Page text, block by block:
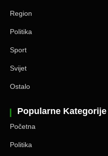
Region
Politika
Sport
Svijet
Ostalo
Popularne Kategorije
Početna
Politika